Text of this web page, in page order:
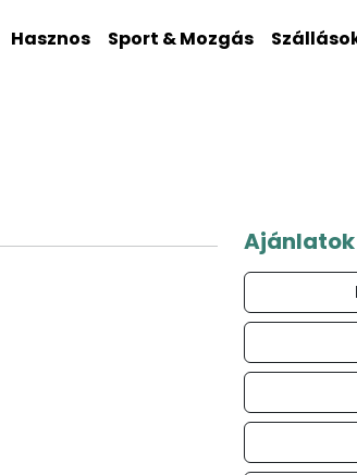
Hasznos Sport & Mozgás
Ajánlatok